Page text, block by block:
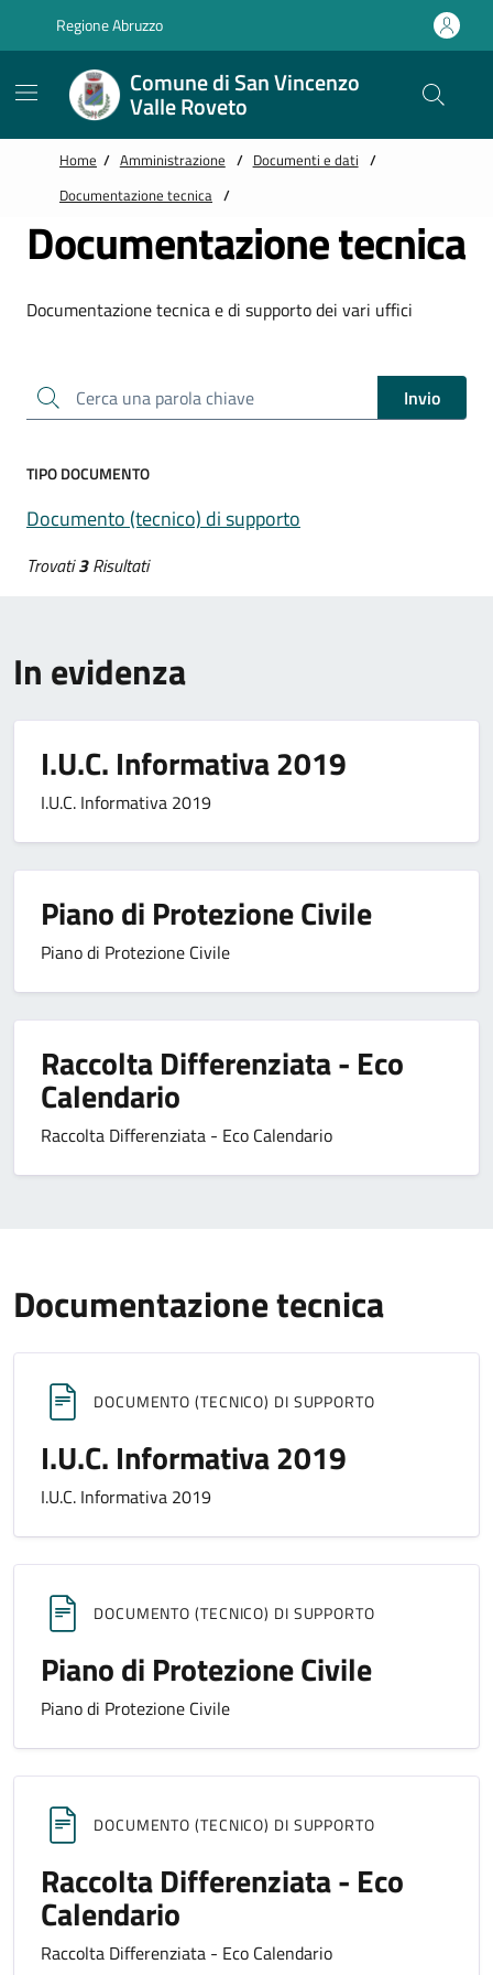
Regione Abruzzo
Comune di San Vincenzo
Valle Roveto
Home / Amministrazione / Documenti e dati /
Documentazione tecnica /
Documentazione tecnica
Documentazione tecnica e di supporto dei vari uffici
Cerca una parola chiave Invio
TIPO DOCUMENTO
Documento (tecnico) di supporto
Trovati3Risultati
In evidenza
I.U.C. Informativa 2019
I.U.C. Informativa 2019
Piano di Protezione Civile
Piano di Protezione Civile
Raccolta Differenziata - Eco
Calendario
Raccolta Differenziata - Eco Calendario
Documentazione tecnica
DOCUMENTO (TECNICO) DI SUPPORTO
I.U.C. Informativa 2019
I.U.C. Informativa 2019
DOCUMENTO (TECNICO) DI SUPPORTO
Piano di Protezione Civile
Piano di Protezione Civile
DOCUMENTO (TECNICO) DI SUPPORTO
Raccolta Differenziata - Eco
Calendario
Raccolta Differenziata - Eco Calendario